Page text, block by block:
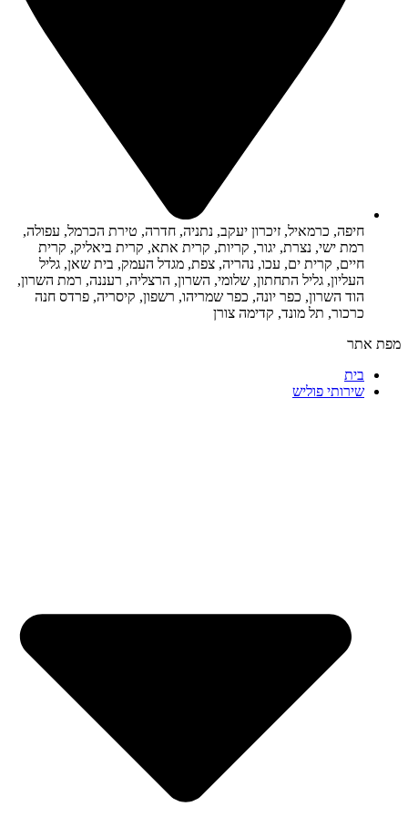
חיפה, כרמאיל, זיכרון יעקב, נתניה, חדרה, טירת הכרמל, עפולה,
רמת ישי, נצרת, יגור, קריות, קרית אתא, קרית ביאליק, קרית
חיים, קרית ים, עכו, נהריה, צפת, מגדל העמק, בית שאן, גליל
העליון, גליל התחתון, שלומי, השרון, הרצליה, רעננה, רמת השרון,
הוד השרון, כפר יונה, כפר שמריהו, רשפון, קיסריה, פרדס חנה
כרכור, תל מונד, קדימה צורן
מפת אתר
בית
שירותי פוליש